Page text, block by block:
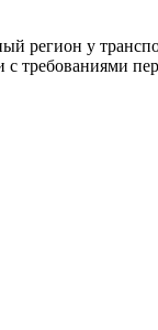
регион у
требованиями